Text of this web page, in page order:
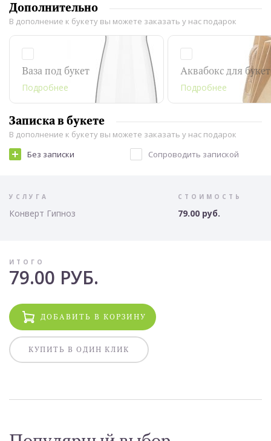
Дополнительно
В дополнение к букету вы можете заказать у нас подарок
Ваза под букет
Подробнее
Аквабокс для
Подробнее
Записка в букете
В дополнение к букету вы можете заказать у нас подарок
Без записки
Сопроводить запиской
УСЛУГА СТОИМОСТЬ
Конверт Гипноз 79.00 руб.
ИТОГО
79.00 РУБ.
ДОБАВИТЬ В КОРЗИНУ
КУПИТЬ В ОДИН КЛИК